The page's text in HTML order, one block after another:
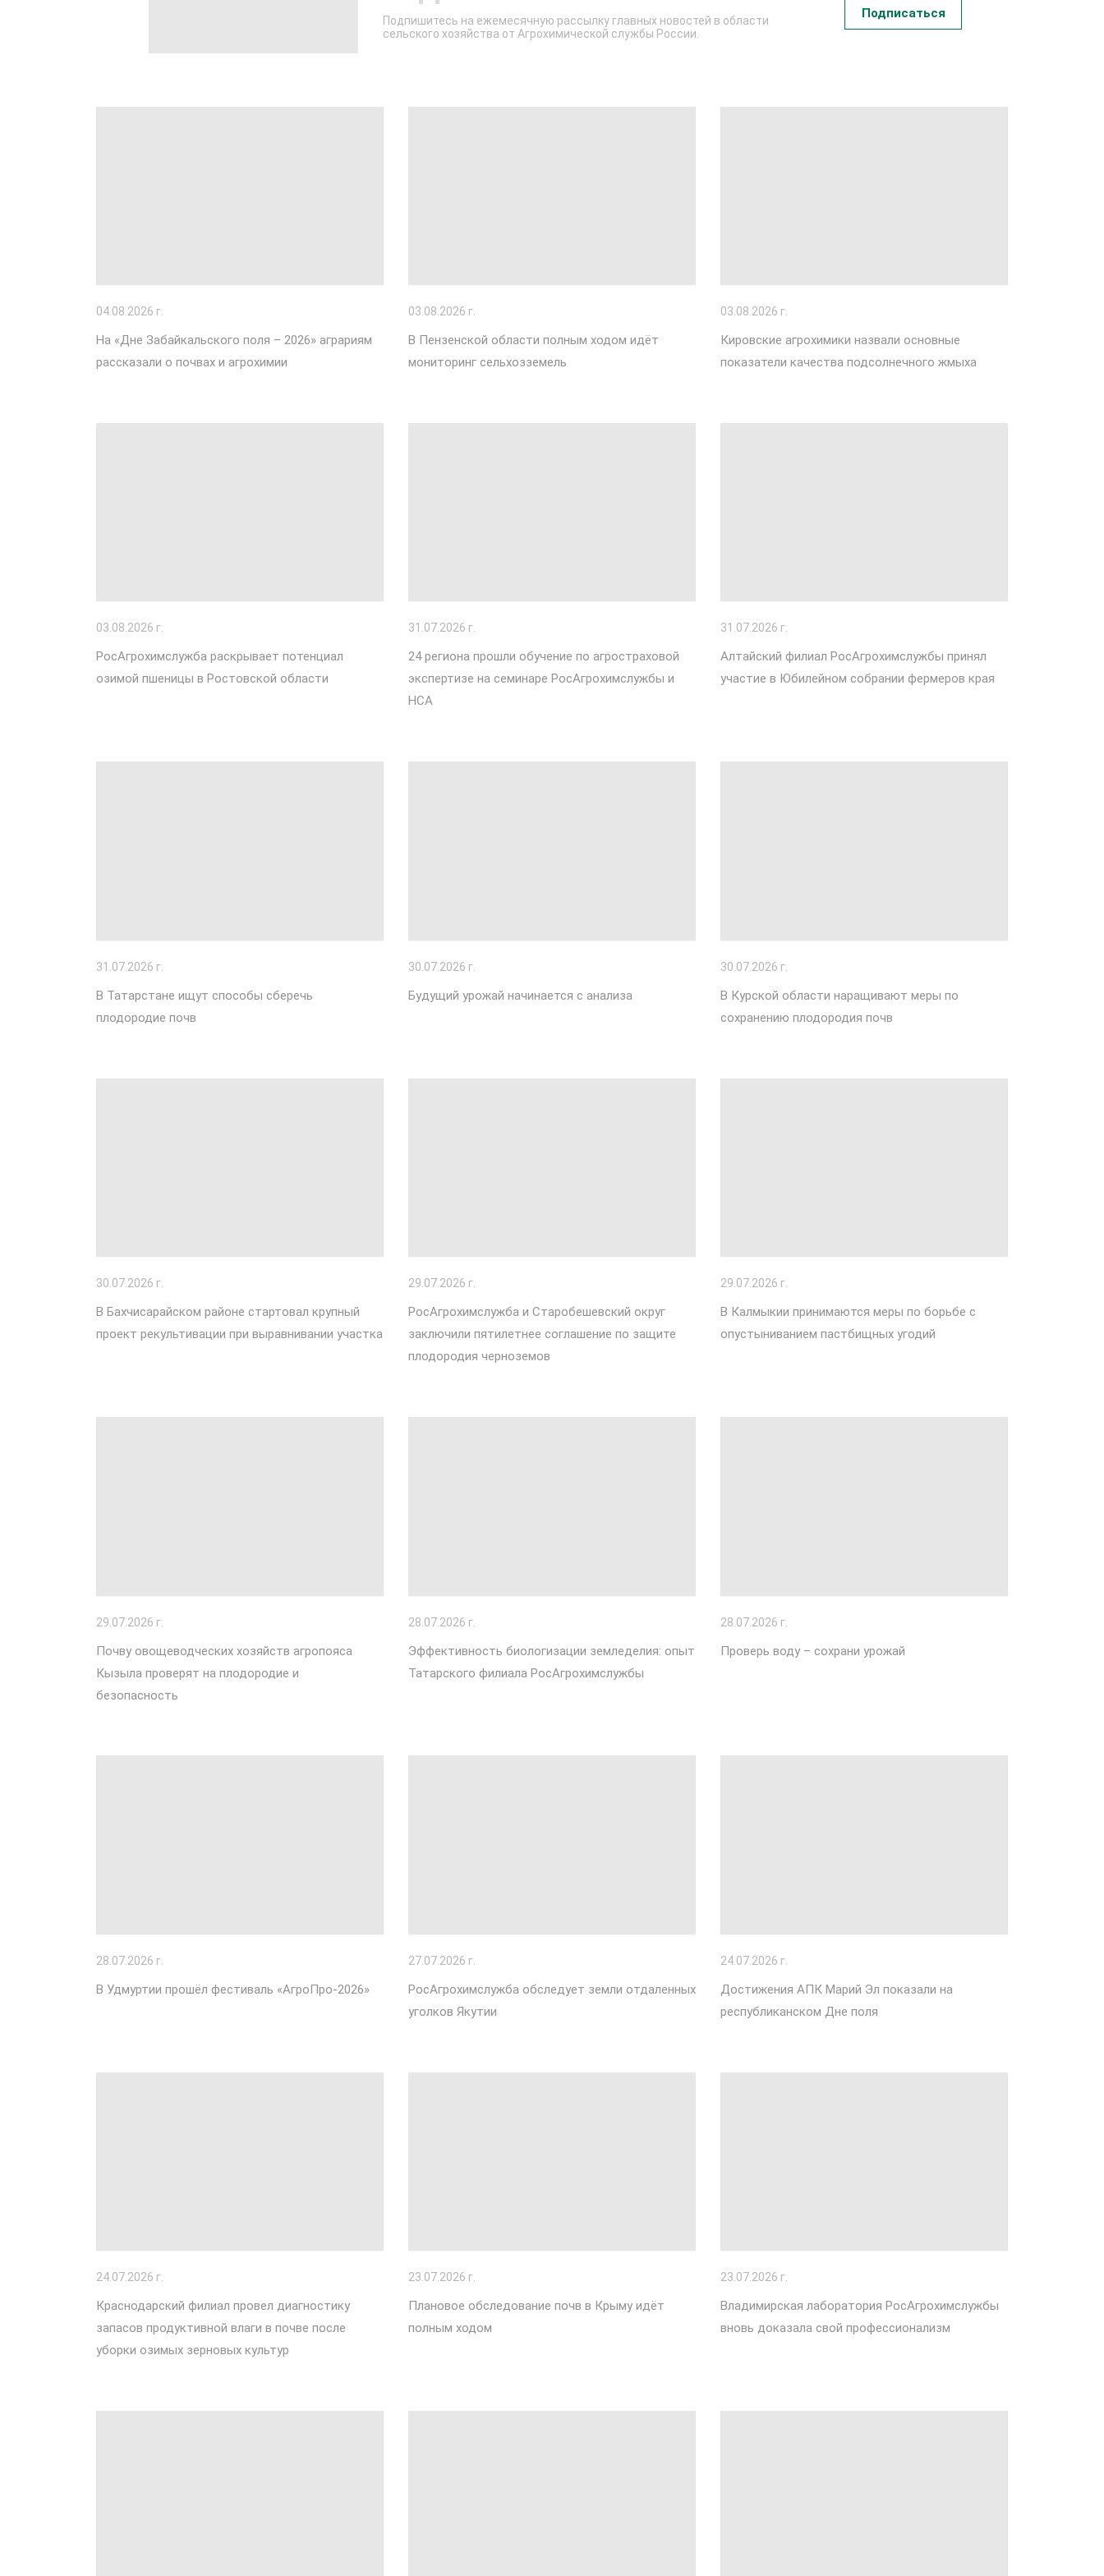
Подпишитесь на ежемесячную рассылку главных новостей в области
сельского хозяйства от Агрохимической службы России.
Подписаться
04 .08.2026 г.
На «Дне Забайкальского поля – 2026» аграриям
рассказали о почвах и агрохимии
03 .08.2026 г.
В Пензенской области полным ходом идёт
мониторинг сельхозземель
03 .08.2026 г.
Кировские агрохимики назвали основные
показатели качества подсолнечного жмыха
03.08.2026 г.
РосАгрохимслужба раскрывает потенциал
озимой пшеницы в Ростовской области
31 .07.2026 г.
24 региона прошли обучение по агростраховой
экспертизе на семинаре РосАгрохимслужбы и
НСА
31 .07.2026 г.
Алтайский филиал РосАгрохимслужбы принял
участие в Юбилейном собрании фермеров края
31 .07.2026 г.
В Татарстане ищут способы сберечь
плодородие почв
30 .07.2026 г.
Будущий урожай начинается с анализа
30 .07.2026 г.
В Курской области наращивают меры по
сохранению плодородия почв
30 .07.2026 г.
В Бахчисарайском районе стартовал крупный
проект рекультивации при выравнивании участка
29 .07.2026 г.
РосАгрохимслужба и Старобешевский округ
заключили пятилетнее соглашение по защите
плодородия черноземов
29 .07.2026 г.
В Калмыкии принимаются меры по борьбе с
опустыниванием пастбищных угодий
29 .07.2026 г.
Почву овощеводческих хозяйств агропояса
Кызыла проверят на плодородие и
безопасность
28 .07.2026 г.
Эффективность биологизации земледелия: опыт
Татарского филиала РосАгрохимслужбы
28 .07.2026 г.
Проверь воду – сохрани урожай
28 .07.2026 г.
В Удмуртии прошёл фестиваль «АгроПро-2026»
27 .07.2026 г.
РосАгрохимслужба обследует земли отдаленных
уголков Якутии
24 .07.2026 г.
Достижения АПК Марий Эл показали на
республиканском Дне поля
24.07.2026 г.
Краснодарский филиал провел диагностику
запасов продуктивной влаги в почве после
уборки озимых зерновых культур
23.07.2026 г.
Плановое обследование почв в Крыму идёт
полным ходом
23.07.2026 г.
Владимирская лаборатория РосАгрохимслужбы
вновь доказала свой профессионализм